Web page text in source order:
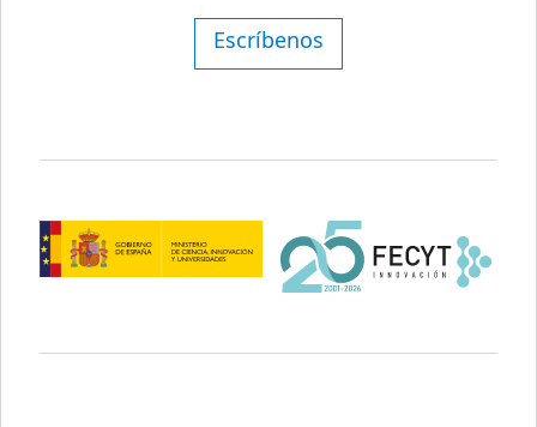
Escríbenos